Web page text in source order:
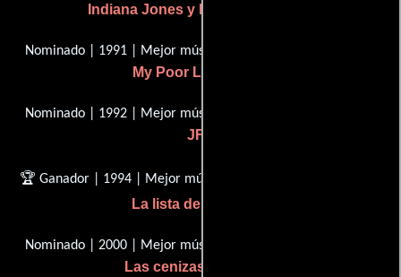
Indiana Jones y la última cruzada
Nominado | 1991 | Mejor música, Puntuación original
My Poor Little Angel
Nominado | 1992 | Mejor música, Puntuación original
JFK
🏆 Ganador | 1994 | Mejor música, Puntuación original
La lista de Schindler
Nominado | 2000 | Mejor música, Puntuación original
Las cenizas de Ángela